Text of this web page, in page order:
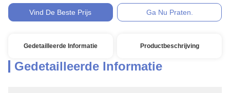
Vind De Beste Prijs Ga Nu Praten.
Gedetailleerde Informatie Productbeschrijving
Gedetailleerde Informatie